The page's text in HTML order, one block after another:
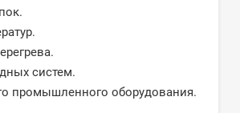
систем.
промышленного оборудования.